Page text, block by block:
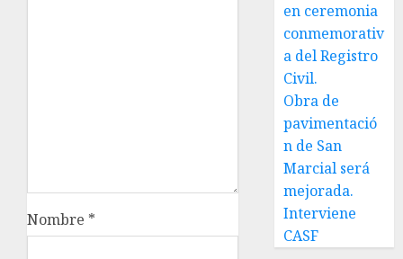
Nombre *
en ceremonia
conmemorativ
a del Registro
Civil.
Obra de
pavimentació
n de San
Marcial será
mejorada.
Interviene
CASF